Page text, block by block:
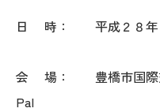
日 時： 平成２８年６
会 場： 豊橋市国際交
Pal